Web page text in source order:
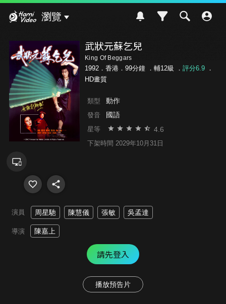
瀏覽
武狀元蘇乞兒
King Of Beggars
1992．香港．99分鐘 ． 輔12級 ． 評分6.9．
HD畫質
類型 動作
發音 國語
星等 4.6
下架時間 2029年10月31日
演員 周星馳 陳慧儀 張敏 吳孟達
導演 陳嘉上
請先登入
播放預告片